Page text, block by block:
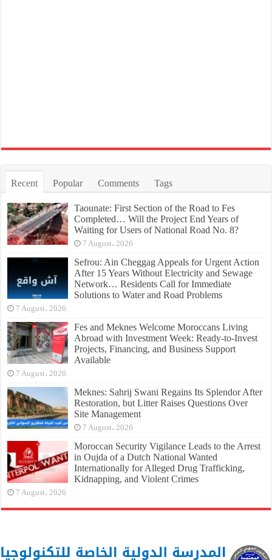
Recent Popular Comments Tags
Taounate: First Section of the Road to Fes
Completed… Will the Project End Years of
Waiting for Users of National Road No. 8?
7 August، 2026
Sefrou: Ain Cheggag Appeals for Urgent Action
After 15 Years Without Electricity and Sewage
Network… Residents Call for Immediate
Solutions to Water and Road Problems
7 August، 2026
Fes and Meknes Welcome Moroccans Living
Abroad with Investment Week: Ready-to-Invest
Projects, Financing, and Business Support
Available
7 August، 2026
Meknes: Sahrij Swani Regains Its Splendor After
Restoration, but Litter Raises Questions Over
Site Management
7 August، 2026
Moroccan Security Vigilance Leads to the Arrest
in Oujda of a Dutch National Wanted
Internationally for Alleged Drug Trafficking,
Kidnapping, and Violent Crimes
7 August، 2026